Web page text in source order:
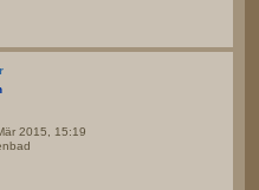
2015, 15:19